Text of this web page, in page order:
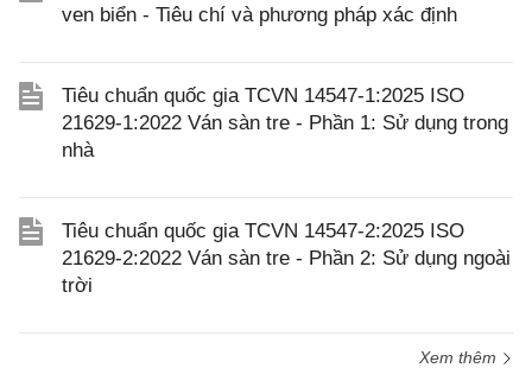
ven biển - Tiêu chí và phương pháp xác định
Tiêu chuẩn quốc gia TCVN 14547-1:2025 ISO
21629-1:2022 Ván sàn tre - Phần 1: Sử dụng trong
nhà
Tiêu chuẩn quốc gia TCVN 14547-2:2025 ISO
21629-2:2022 Ván sàn tre - Phần 2: Sử dụng ngoài
trời
Xem thêm